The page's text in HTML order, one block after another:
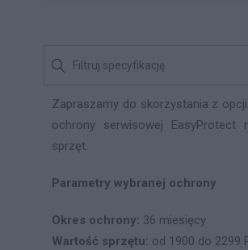
Zapraszamy do skorzystania z opcji
ochrony serwisowej EasyProtect
sprzęt.
Parametry wybranej ochrony
Okres ochrony: 36 miesięcy
Wartość sprzętu: od 1900 do 2299